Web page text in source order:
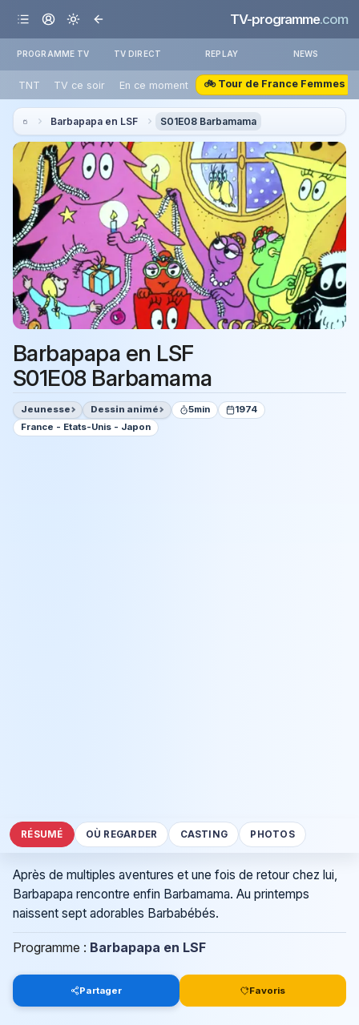
TV-programme.com
PROGRAMME TV TV DIRECT REPLAY NEWS
TNT TV ce soir En ce moment 🚲 Tour de France Femmes
Barbapapa en LSF S01E08 Barbamama
Barbapapa en LSF
S01E08 Barbamama
Jeunesse Dessin animé 5min
1974
France - Etats-Unis - Japon
RÉSUMÉ OÙ REGARDER CASTING PHOTOS
Après de multiples aventures et une fois de retour chez lui,
Barbapapa rencontre enfin Barbamama. Au printemps
naissent sept adorables Barbabébés.
Programme : Barbapapa en LSF
Partager Favoris